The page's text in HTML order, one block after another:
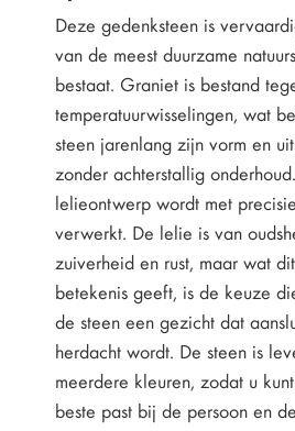
Deze gedenksteen is
van de meest duurzame
bestaat. Graniet is bestand
temperatuurwisselingen, wat
steen jarenlang zijn vorm en
zonder achterstallig
lelieontwerp wordt met
verwerkt. De lelie is van
zuiverheid en rust, maar wat
betekenis geeft, is de keuze
de steen een gezicht dat
herdacht wordt. De steen is
meerdere kleuren, zodat u
beste past bij de persoon en